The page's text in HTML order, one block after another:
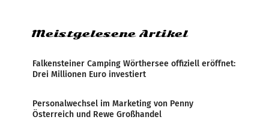
Meistgelesene Artikel
Falkensteiner Camping Wörthersee offiziell eröffnet:
Drei Millionen Euro investiert
Personalwechsel im Marketing von Penny
Österreich und Rewe Großhandel